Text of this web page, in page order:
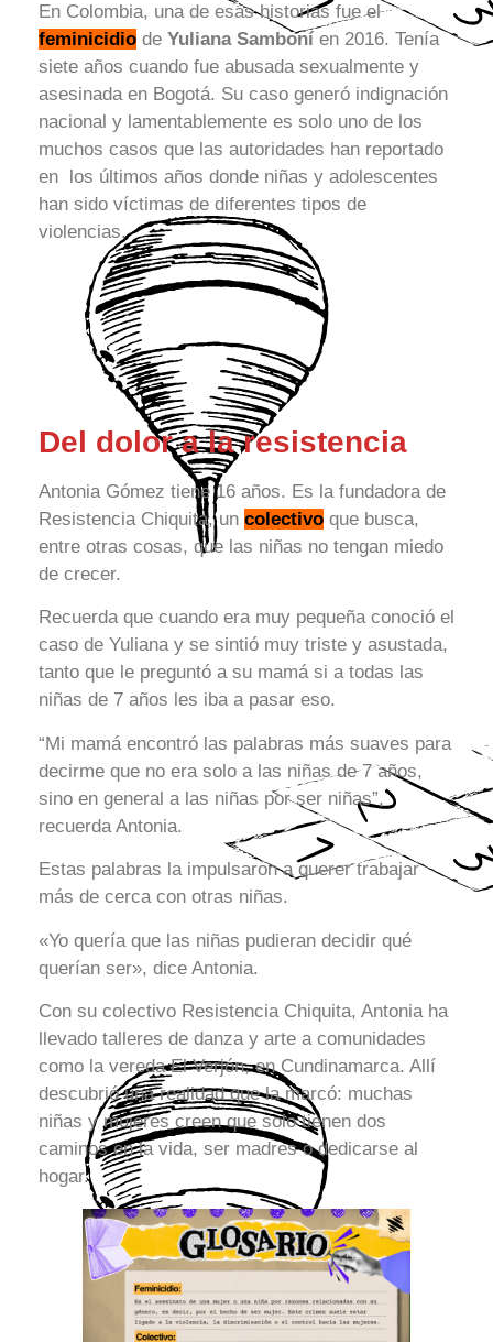
En Colombia, una de esas historias fue el
feminicidio de Yuliana Samboní en 2016. Tenía
siete años cuando fue abusada sexualmente y
asesinada en Bogotá. Su caso generó indignación
nacional y lamentablemente es solo uno de los
muchos casos que las autoridades han reportado
en los últimos años donde niñas y adolescentes
han sido víctimas de diferentes tipos de
violencias.
Del dolor a la resistencia
Antonia Gómez tiene 16 años. Es la fundadora de
Resistencia Chiquita, un colectivo que busca,
entre otras cosas, que las niñas no tengan miedo
de crecer.
Recuerda que cuando era muy pequeña conoció el
caso de Yuliana y se sintió muy triste y asustada,
tanto que le preguntó a su mamá si a todas las
niñas de 7 años les iba a pasar eso.
“Mi mamá encontró las palabras más suaves para
decirme que no era solo a las niñas de 7 años,
sino en general a las niñas por ser niñas”,
recuerda Antonia.
Estas palabras la impulsaron a querer trabajar
más de cerca con otras niñas.
«Yo quería que las niñas pudieran decidir qué
querían ser», dice Antonia.
Con su colectivo Resistencia Chiquita, Antonia ha
llevado talleres de danza y arte a comunidades
como la vereda El Verjón, en Cundinamarca. Allí
descubrió una realidad que la marcó: muchas
niñas y mujeres creen que solo tienen dos
caminos en la vida, ser madres o dedicarse al
hogar.